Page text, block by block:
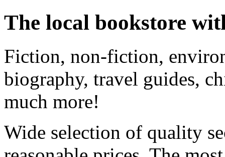
The local bookstore
Fiction, non-fiction,
biography, travel guides,
much more!
Wide selection of quality